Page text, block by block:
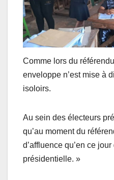
Comme lors du
enveloppe n’est mise à
isoloirs.
Au sein des électeurs
qu’au moment du
d’affluence qu’en ce jour
présidentielle. »